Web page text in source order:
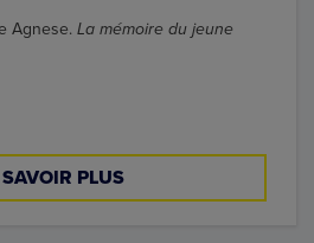
Agnese. La mémoire du jeune
PLUS